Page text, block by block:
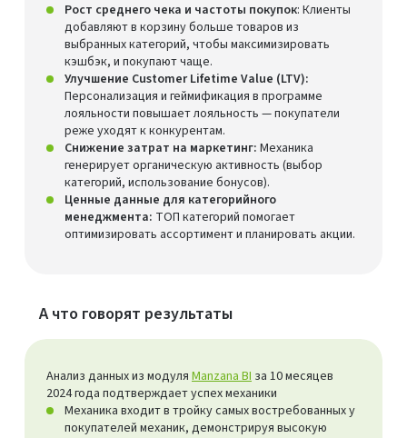
Рост среднего чека и частоты покупок: Клиенты
добавляют в корзину больше товаров из
выбранных категорий, чтобы максимизировать
кэшбэк, и покупают чаще.
Улучшение Customer Lifetime Value (LTV):
Персонализация и геймификация в программе
лояльности повышает лояльность — покупатели
реже уходят к конкурентам.
Снижение затрат на маркетинг: Механика
генерирует органическую активность (выбор
категорий, использование бонусов).
Ценные данные для категорийного
менеджмента: ТОП категорий помогает
оптимизировать ассортимент и планировать акции.
А что говорят результаты
Анализ данных из модуля Manzana BI за 10 месяцев
2024 года подтверждает успех механики
Механика входит в тройку самых востребованных у
покупателей механик, демонстрируя высокую